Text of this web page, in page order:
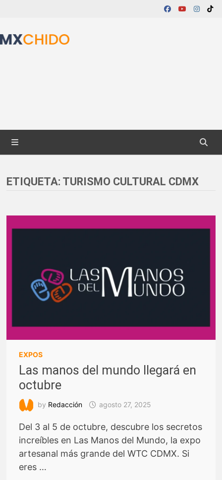
content
ETIQUETA: TURISMO CULTURAL CDMX
EXPOS
Las manos del mundo llegará en
octubre
by Redacción agosto 27, 2025
Del 3 al 5 de octubre, descubre los secretos
increíbles en Las Manos del Mundo, la expo
artesanal más grande del WTC CDMX. Si
eres …